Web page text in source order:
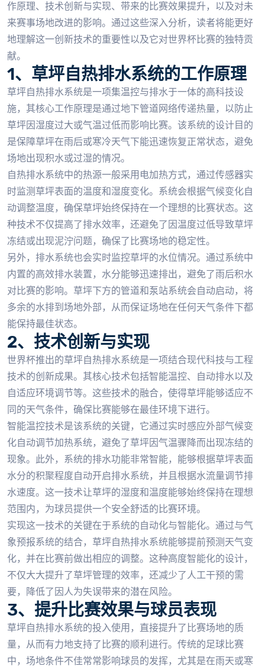
作原理、技术创新与实现、带来的比赛效果提升，以及对未
来赛事场地改进的影响。通过这些深入分析，读者将能更好
地理解这一创新技术的重要性以及它对世界杯比赛的独特贡
献。
1、草坪自热排水系统的工作原理
草坪自热排水系统是一项集温控与排水于一体的高科技设
施，其核心工作原理是通过地下管道网络传递热量，以防止
草坪因湿度过大或气温过低而影响比赛。该系统的设计目的
是保障草坪在雨后或寒冷天气下能迅速恢复正常状态，避免
场地出现积水或过湿的情况。
自热排水系统中的热源一般采用电加热方式，通过传感器实
时监测草坪表面的温度和湿度变化。系统会根据气候变化自
动调整温度，确保草坪始终保持在一个理想的比赛状态。这
种技术不仅提高了排水效率，还避免了因温度过低导致草坪
冻结或出现泥泞问题，确保了比赛场地的稳定性。
另外，排水系统也会实时监控草坪的水位情况。通过系统中
内置的高效排水装置，水分能够迅速排出，避免了雨后积水
对比赛的影响。草坪下方的管道和泵站系统会自动启动，将
多余的水排到场地外部，从而保证场地在任何天气条件下都
能保持最佳状态。
2、技术创新与实现
世界杯推出的草坪自热排水系统是一项结合现代科技与工程
技术的创新成果。其核心技术包括智能温控、自动排水以及
自适应环境调节等。这些技术的融合，使得草坪能够适应不
同的天气条件，确保比赛能够在最佳环境下进行。
智能温控技术是该系统的关键，它通过实时感应外部气候变
化自动调节加热系统，避免了草坪因气温骤降而出现冻结的
现象。此外，系统的排水功能非常智能，能够根据草坪表面
水分的积聚程度自动开启排水系统，并且根据水流量调节排
水速度。这一技术让草坪的湿度和温度能够始终保持在理想
范围内，为球员提供一个安全舒适的比赛环境。
实现这一技术的关键在于系统的自动化与智能化。通过与气
象预报系统的结合，草坪自热排水系统能够提前预测天气变
化，并在比赛前做出相应的调整。这种高度智能化的设计，
不仅大大提升了草坪管理的效率，还减少了人工干预的需
要，降低了因人为失误带来的潜在风险。
3、提升比赛效果与球员表现
草坪自热排水系统的投入使用，直接提升了比赛场地的质
量，从而有力地支持了比赛的顺利进行。传统的足球比赛
中，场地条件不佳常常影响球员的发挥，尤其是在雨天或寒